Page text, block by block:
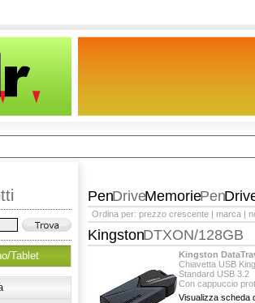
Tablet
PenDriveMemoriePen
Ordina per: prezzo crescente | marca |
KingstonDTXON/128GB
Kingston
Chiavetta USB
Standard USB 3.2
Con cappuccio
Visualizza scheda